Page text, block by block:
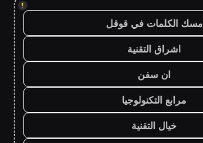
!
مسك الكلمات في قوقل
اشراق التقنية
ان سفن
مرابع التكنولوجيا
خيال التقنية